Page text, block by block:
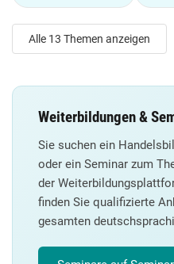
Alle 13 Themen anzeigen
Weiterbildungen &
Sie suchen ein
oder ein Seminar zum
der
finden Sie qualifizierte
gesamten